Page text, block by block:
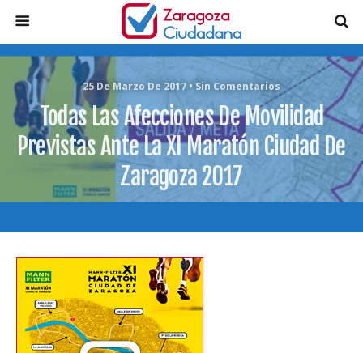
25 De Marzo De 2017 • Sin Comentarios
Todas Las Afecciones De Movilidad
Previstas Ante La XI Maratón Ciudad De
Zaragoza 2017